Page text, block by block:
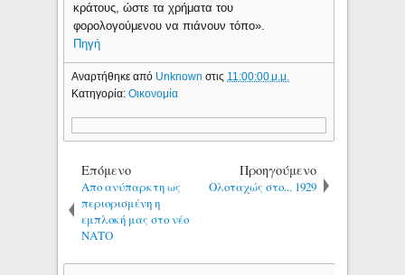
κράτους, ώστε τα χρήματα του
φορολογούμενου να πιάνουν τόπο».
Πηγή
Αναρτήθηκε από Unknownστις 11:00:00 μ.μ.
Κατηγορία:Οικονομία
Επόμενο
Απο ανύπαρκτη ως
περιορισμένη η
εμπλοκή μας στο νέο
ΝΑΤΟ
Προηγούμενο
Ολοταχώς στο... 1929